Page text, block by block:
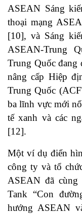
ASEAN Sáng
thoại mạng
[10], và Sáng
ASEAN-Trung
Trung Quốc đang
nâng cấp Hiệp
Trung Quốc
ba lĩnh vực mới
tế xanh và các
[12].
Một ví dụ điển
công ty và tổ
ASEAN đã
Tank “Con
hướng ASEAN